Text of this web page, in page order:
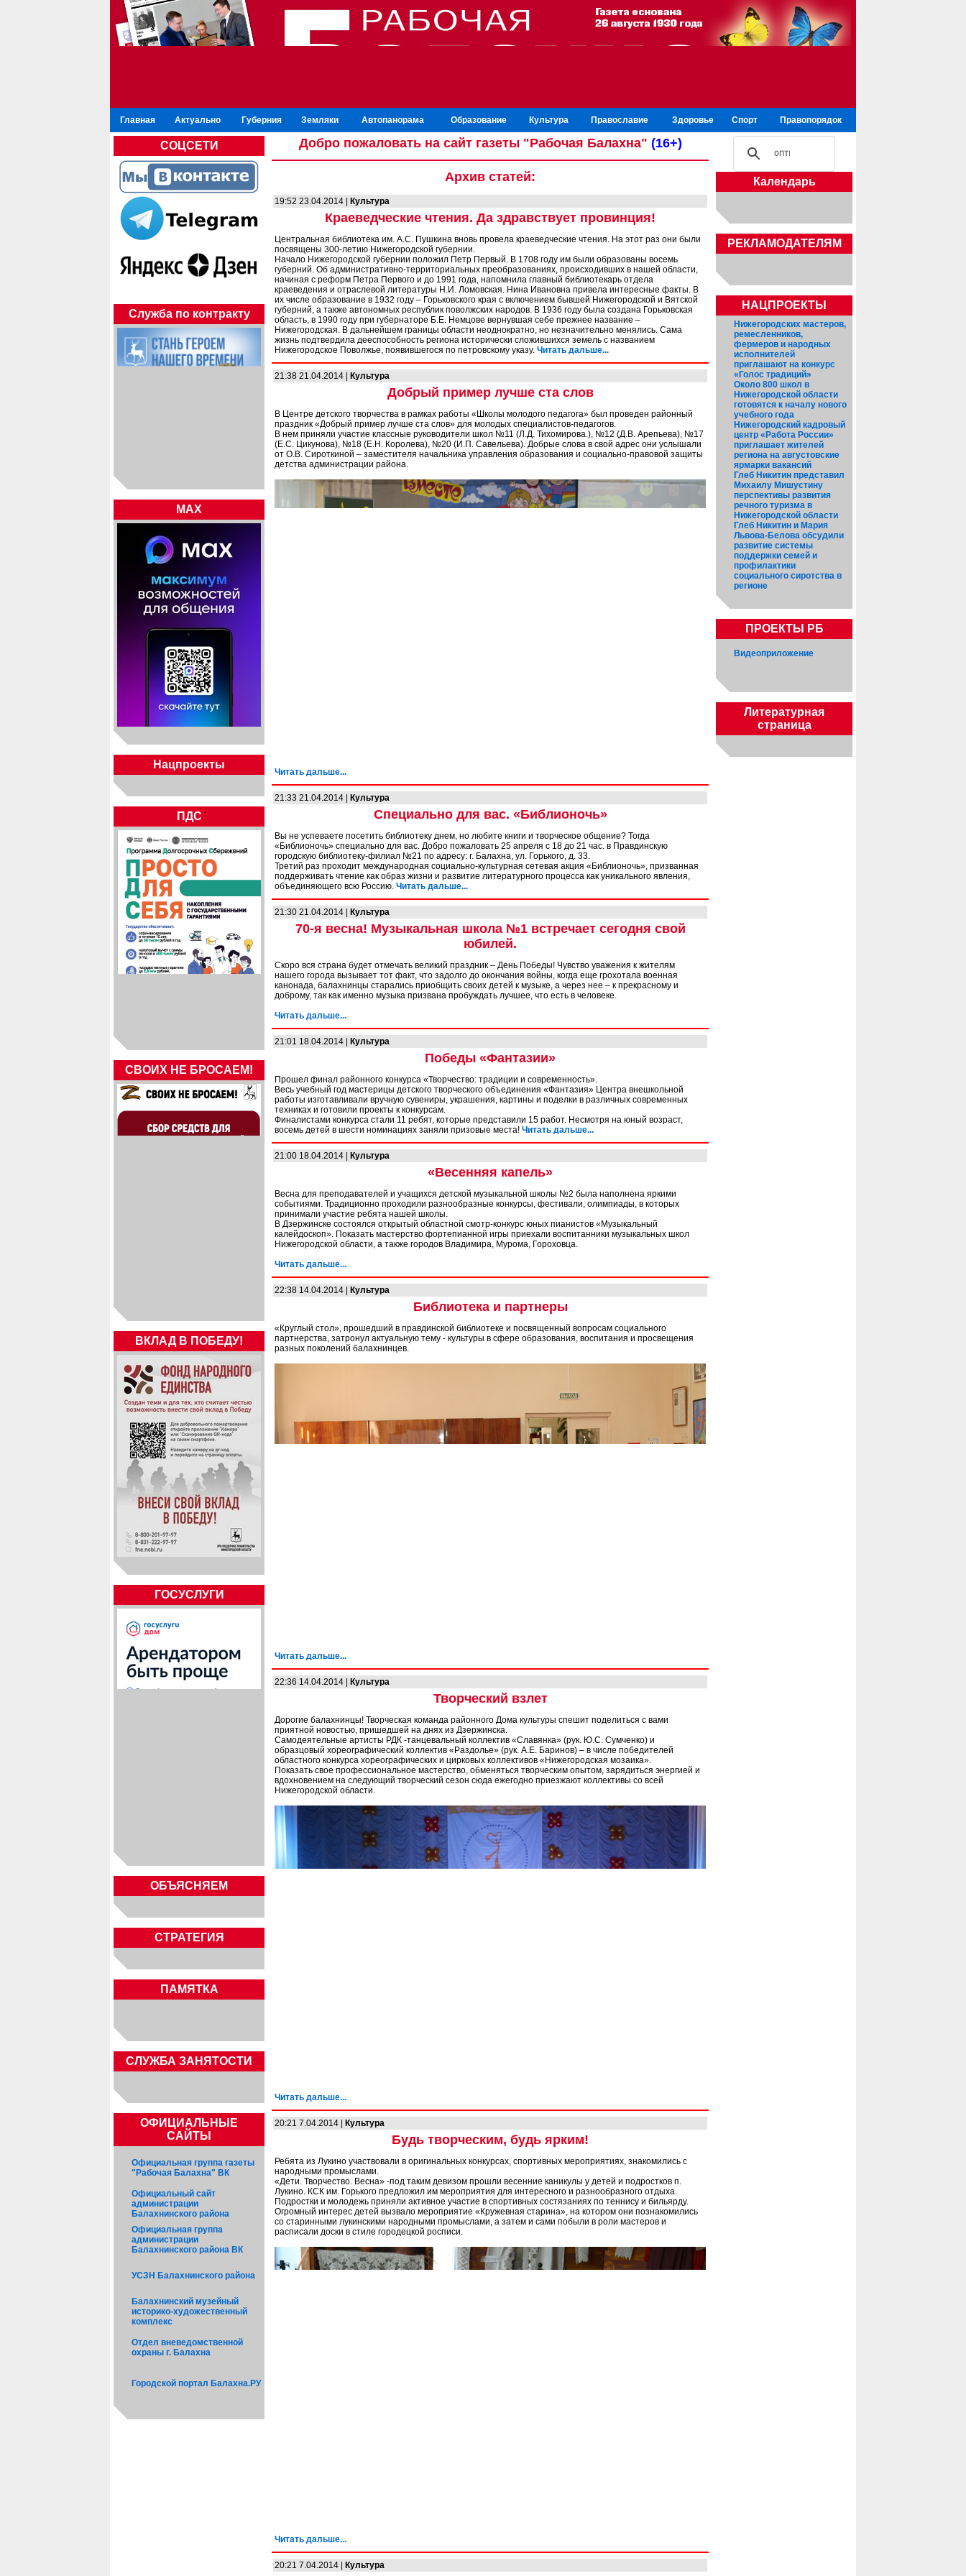
Главная Актуально Губерния Земляки Автопанорама Образование Культура Православие Здоровье Спорт Правопорядок
СОЦСЕТИ
Служба по контракту
MAX
Нацпроекты
ПДС
СВОИХ НЕ БРОСАЕМ!
ВКЛАД В ПОБЕДУ!
ГОСУСЛУГИ
ОБЪЯСНЯЕМ
СТРАТЕГИЯ
ПАМЯТКА
CЛУЖБА ЗАНЯТОСТИ
ОФИЦИАЛЬНЫЕ
САЙТЫ
Официальная группа газеты
"Рабочая Балахна" ВК
Официальный сайт
администрации
Балахнинского района
Официальная группа
администрации
Балахнинского района ВК
УСЗН Балахнинского района
Балахнинский музейный
историко-художественный
комплекс
Отдел вневедомственной
охраны г. Балахна
Городской портал Балахна.РУ
Добро пожаловать на сайт газеты "Рабочая Балахна" (16+)
Архив статей:
19:52 23.04.2014 | Культура
Краеведческие чтения. Да здравствует провинция!
Центральная библиотека им. А.С. Пушкина вновь провела краеведческие чтения. На этот раз они были
посвящены 300-летию Нижегородской губернии.
Начало Нижегородской губернии положил Петр Первый. В 1708 году им были образованы восемь
губерний. Об административно-территориальных преобразованиях, происходивших в нашей области,
начиная с реформ Петра Первого и до 1991 года, напомнила главный библиотекарь отдела
краеведения и отраслевой литературы Н.И. Ломовская. Нина Ивановна привела интересные факты. В
их числе образование в 1932 году – Горьковского края с включением бывшей Нижегородской и Вятской
губерний, а также автономных республик поволжских народов. В 1936 году была создана Горьковская
область, в 1990 году при губернаторе Б.Е. Немцове вернувшая себе прежнее название –
Нижегородская. В дальнейшем границы области неоднократно, но незначительно менялись. Сама
жизнь подтвердила дееспособность региона исторически сложившихся земель с названием
Нижегородское Поволжье, появившегося по петровскому указу. Читать дальше...
21:38 21.04.2014 | Культура
Добрый пример лучше ста слов
В Центре детского творчества в рамках работы «Школы молодого педагога» был проведен районный
праздник «Добрый пример лучше ста слов» для молодых специалистов-педагогов.
В нем приняли участие классные руководители школ №11 (Л.Д. Тихомирова.), №12 (Д.В. Арепьева), №17
(Е.С. Цикунова), №18 (Е.Н. Королева), №20 (И.П. Савельева). Добрые слова в свой адрес они услышали
от О.В. Сироткиной – заместителя начальника управления образования и социально-правовой защиты
детства администрации района.
Читать дальше...
21:33 21.04.2014 | Культура
Специально для вас. «Библионочь»
Вы не успеваете посетить библиотеку днем, но любите книги и творческое общение? Тогда
«Библионочь» специально для вас. Добро пожаловать 25 апреля с 18 до 21 час. в Правдинскую
городскую библиотеку-филиал №21 по адресу: г. Балахна, ул. Горького, д. 33.
Третий раз проходит международная социально-культурная сетевая акция «Библионочь», призванная
поддерживать чтение как образ жизни и развитие литературного процесса как уникального явления,
объединяющего всю Россию. Читать дальше...
21:30 21.04.2014 | Культура
70-я весна! Музыкальная школа №1 встречает сегодня свой
юбилей.
Скоро вся страна будет отмечать великий праздник – День Победы! Чувство уважения к жителям
нашего города вызывает тот факт, что задолго до окончания войны, когда еще грохотала военная
канонада, балахнинцы старались приобщить своих детей к музыке, а через нее – к прекрасному и
доброму, так как именно музыка призвана пробуждать лучшее, что есть в человеке.
Читать дальше...
21:01 18.04.2014 | Культура
Победы «Фантазии»
Прошел финал районного конкурса «Творчество: традиции и современность».
Весь учебный год мастерицы детского творческого объединения «Фантазия» Центра внешкольной
работы изготавливали вручную сувениры, украшения, картины и поделки в различных современных
техниках и готовили проекты к конкурсам.
Финалистами конкурса стали 11 ребят, которые представили 15 работ. Несмотря на юный возраст,
восемь детей в шести номинациях заняли призовые места! Читать дальше...
21:00 18.04.2014 | Культура
«Весенняя капель»
Весна для преподавателей и учащихся детской музыкальной школы №2 была наполнена яркими
событиями. Традиционно проходили разнообразные конкурсы, фестивали, олимпиады, в которых
принимали участие ребята нашей школы.
В Дзержинске состоялся открытый областной смотр-конкурс юных пианистов «Музыкальный
калейдоскоп». Показать мастерство фортепианной игры приехали воспитанники музыкальных школ
Нижегородской области, а также городов Владимира, Мурома, Гороховца.
Читать дальше...
22:38 14.04.2014 | Культура
Библиотека и партнеры
«Круглый стол», прошедший в правдинской библиотеке и посвященный вопросам социального
партнерства, затронул актуальную тему - культуры в сфере образования, воспитания и просвещения
разных поколений балахнинцев.
Читать дальше...
22:36 14.04.2014 | Культура
Творческий взлет
Дорогие балахнинцы! Творческая команда районного Дома культуры спешит поделиться с вами
приятной новостью, пришедшей на днях из Дзержинска.
Самодеятельные артисты РДК -танцевальный коллектив «Славянка» (рук. Ю.С. Сумченко) и
образцовый хореографический коллектив «Раздолье» (рук. А.Е. Баринов) – в числе победителей
областного конкурса хореографических и цирковых коллективов «Нижегородская мозаика».
Показать свое профессиональное мастерство, обменяться творческим опытом, зарядиться энергией и
вдохновением на следующий творческий сезон сюда ежегодно приезжают коллективы со всей
Нижегородской области.
Читать дальше...
20:21 7.04.2014 | Культура
Будь творческим, будь ярким!
Ребята из Лукино участвовали в оригинальных конкурсах, спортивных мероприятиях, знакомились с
народными промыслами.
«Дети. Творчество. Весна» -под таким девизом прошли весенние каникулы у детей и подростков п.
Лукино. КСК им. Горького предложил им мероприятия для интересного и разнообразного отдыха.
Подростки и молодежь приняли активное участие в спортивных состязаниях по теннису и бильярду.
Огромный интерес детей вызвало мероприятие «Кружевная старина», на котором они познакомились
со старинными лукинскими народными промыслами, а затем и сами побыли в роли мастеров и
расписали доски в стиле городецкой росписи.
Читать дальше...
20:21 7.04.2014 | Культура
Календарь
РЕКЛАМОДАТЕЛЯМ
НАЦПРОЕКТЫ
Нижегородских мастеров,
ремесленников,
фермеров и народных
исполнителей
приглашают на конкурс
«Голос традиций»
Около 800 школ в
Нижегородской области
готовятся к началу нового
учебного года
Нижегородский кадровый
центр «Работа России»
приглашает жителей
региона на августовские
ярмарки вакансий
Глеб Никитин представил
Михаилу Мишустину
перспективы развития
речного туризма в
Нижегородской области
Глеб Никитин и Мария
Львова-Белова обсудили
развитие системы
поддержки семей и
профилактики
социального сиротства в
регионе
ПРОЕКТЫ РБ
Видеоприложение
Литературная
страница